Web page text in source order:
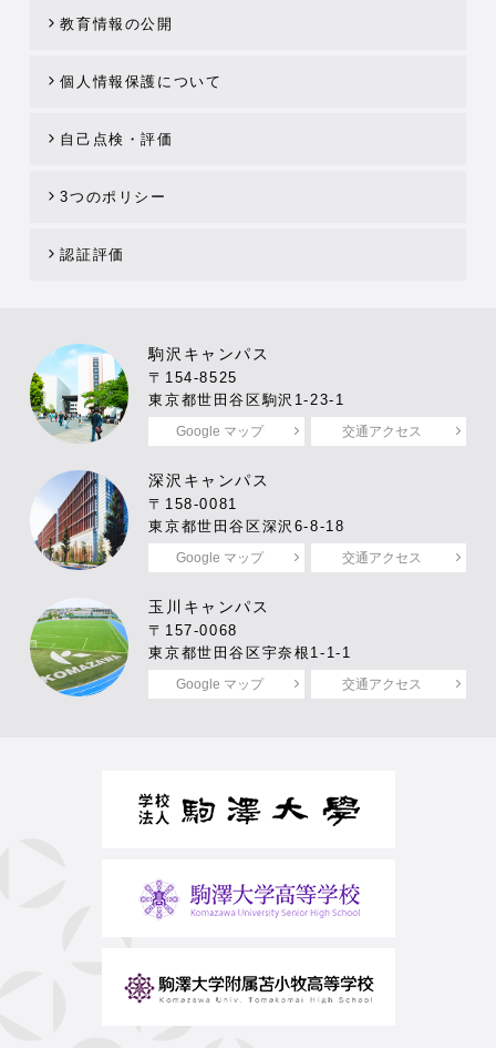
教育情報の公開
個人情報保護について
自己点検・評価
3つのポリシー
認証評価
駒沢キャンパス
〒154-8525
東京都世田谷区駒沢1-23-1
Google マップ 交通アクセス
深沢キャンパス
〒158-0081
東京都世田谷区深沢6-8-18
Google マップ 交通アクセス
玉川キャンパス
〒157-0068
東京都世田谷区宇奈根1-1-1
Google マップ 交通アクセス